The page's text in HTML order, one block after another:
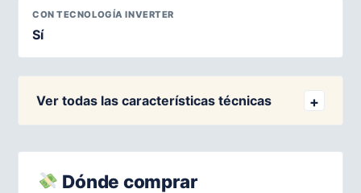
CON TECNOLOGÍA INVERTER
Sí
Ver todas las características técnicas
Dónde comprar